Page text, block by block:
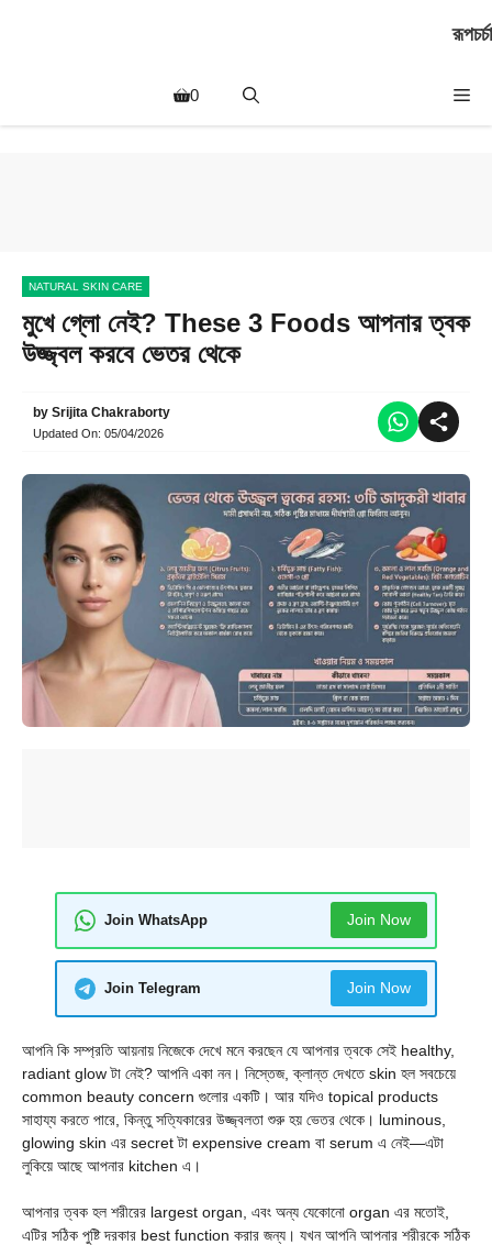
রূপচর্চা
0
NATURAL SKIN CARE
মুখে গ্লো নেই? These 3 Foods আপনার ত্বক
উজ্জ্বল করবে ভেতর থেকে
by Srijita Chakraborty
Updated On: 05/04/2026
Join WhatsApp Join Now
Join Telegram Join Now
আপনি কি সম্প্রতি আয়নায় নিজেকে দেখে মনে করছেন যে আপনার ত্বকে সেই healthy,
radiant glow টা নেই? আপনি একা নন। নিস্তেজ, ক্লান্ত দেখতে skin হল সবচেয়ে
common beauty concern গুলোর একটি। আর যদিও topical products
সাহায্য করতে পারে, কিন্তু সত্যিকারের উজ্জ্বলতা শুরু হয় ভেতর থেকে। luminous,
glowing skin এর secret টা expensive cream বা serum এ নেই—এটা
লুকিয়ে আছে আপনার kitchen এ।
আপনার ত্বক হল শরীরের largest organ, এবং অন্য যেকোনো organ এর মতোই,
এটির সঠিক পুষ্টি দরকার best function করার জন্য। যখন আপনি আপনার শরীরকে সঠিক